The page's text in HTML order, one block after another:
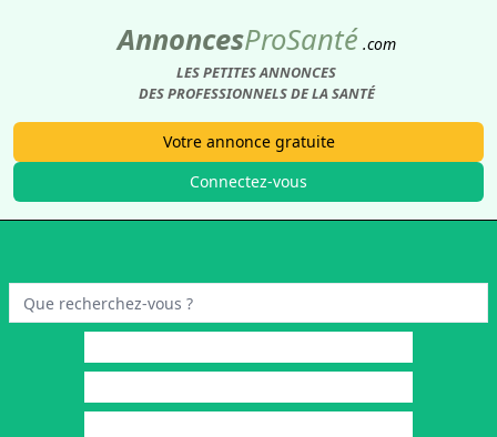
AnnoncesProSanté .com
LES PETITES ANNONCES
DES PROFESSIONNELS DE LA SANTÉ
Votre annonce gratuite
Connectez-vous